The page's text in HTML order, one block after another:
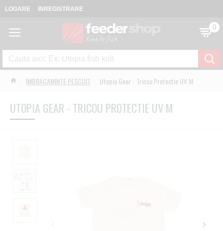
LOGARE INREGISTRARE
0
IMBRACAMINTE PESCUIT Utopia Gear - Tricou Protectie UV M
UTOPIA GEAR - TRICOU PROTECTIE UV M